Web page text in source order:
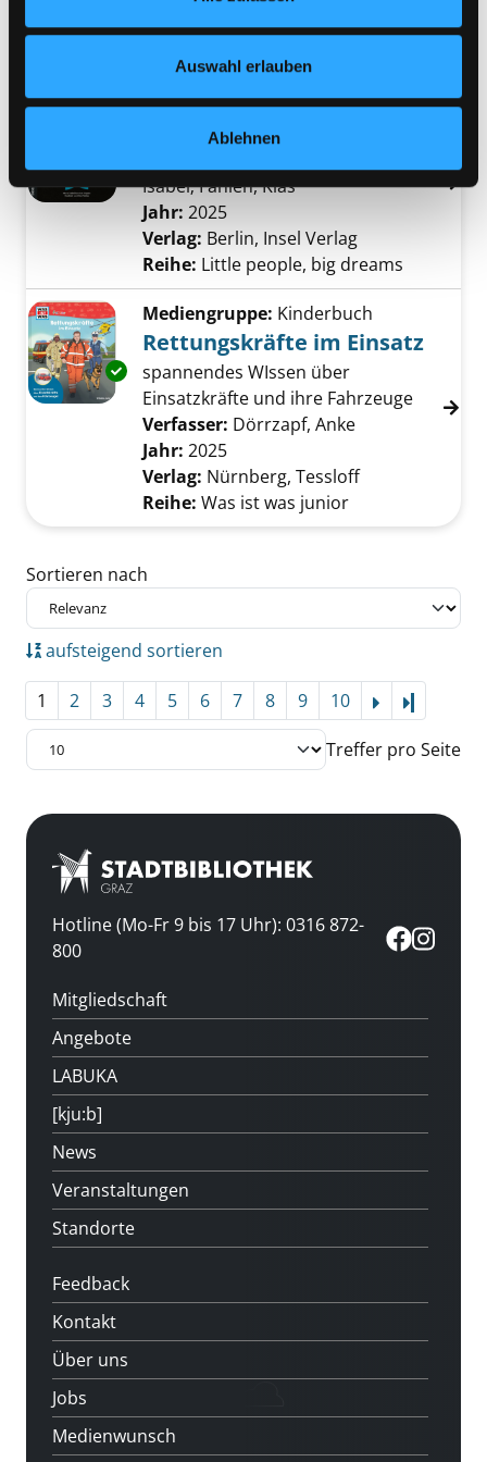
Nähere Informationen finden Sie in unserer
Auswahl erlauben
Ablehnen
Jahr:2025Verlag:Hamburg, Carlsen
Exemplar-Details von Yves Saint Laurent
Mediengruppe:Kinderbuch
Yves Saint Laurent
Isabel;Fahlén, KlasSuche nach diesem
Jahr: 2025
Verlag: Berlin, Insel Verlag
Reihe: Little people, big dreams
Exemplar-Details von Rettungskräfte im
Mediengruppe: Kinderbuch
Rettungskräfte im Einsatz
spannendes WIssen über
Einsatzkräfte und ihre Fahrzeuge
Verfasser: Dörrzapf, Anke
Jahr: 2025
Verlag: Nürnberg, Tessloff
Reihe: Was ist was junior
Zu den Suchfiltern springen
Sortieren nach
aufsteigend sortieren
1 2 3 4 5 6 7 8 9 10
Treffer pro Seite
Hotline (Mo-Fr 9 bis 17 Uhr): 0316 872-
800
Mitgliedschaft
Angebote
LABUKA
[kju:b]
News
Veranstaltungen
Standorte
Feedback
Kontakt
Über uns
Jobs
Medienwunsch